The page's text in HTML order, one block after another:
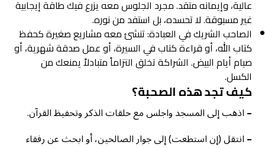
عالية، وإيمانه متقد. مجرد الجلوس معه يزرع فيك طاقة إيجابية
غير مسبوقة. لا تحسده، بل استفد من نوره.
الصاحب الشريك في العبادة: تنشئ معه مشاريع صغيرة كحفظ
كتاب الله، أو قراءة كتاب في السيرة، أو عمل صدقة شهرية، أو
صيام أيام البيض. الشراكة تخلق التزاماً متبادلاً يمنعك من
الكسل.
كيف تجد هذه الصحبة؟
–اذهب إلى المسجد واجلس مع حلقات الذكر وتحفيظ القرآن.
–انتقل (إن استطعت) إلى جوار الصالحين، أو ابحث عن رفقاء